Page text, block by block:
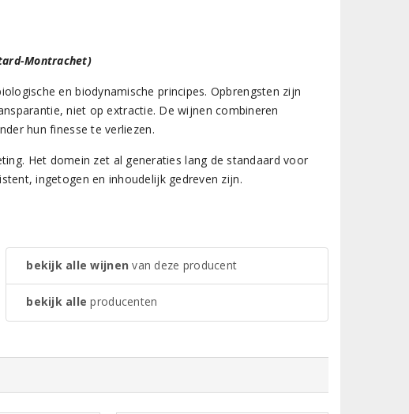
Montrachet)
en biodynamische principes. Opbrengsten zijn
niet op extractie. De wijnen combineren
hun finesse te verliezen.
Het domein zet al generaties lang de standaard voor
ingetogen en inhoudelijk gedreven zijn.
bekijk alle wijnen van deze producent
bekijk alle producenten